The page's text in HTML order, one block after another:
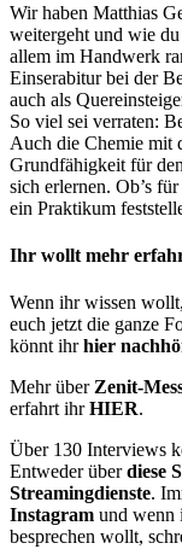
Wir haben Matthias
weitergeht und wie
allem im Handwerk
Einserabitur bei der
auch als
So viel sei verraten:
Auch die Chemie mit
Grundfähigkeit für
sich erlernen. Ob’s
ein Praktikum
Ihr wollt mehr
Wenn ihr wissen
euch jetzt die ganze
könnt ihrhier
Mehr über Zenit-
erfahrt ihrHIER.
Über 130 Interviews
Entweder überdiese
Streamingdienste.
Instagram und wenn
besprechen wollt,